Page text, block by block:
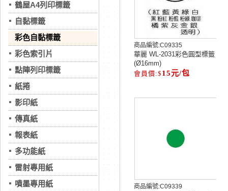
鶴屋A4列印標籤
自黏標籤
彩色自黏標籤
彩色索引片
點陣列印標籤
紙捲
影印紙
傳真紙
報表紙
多功能紙
雷射專用紙
噴墨專用紙
商品編號:C09335
華麗 WL-2031彩色圓型標籤
(Ø16mm)
15元/包
商品編號:C09339